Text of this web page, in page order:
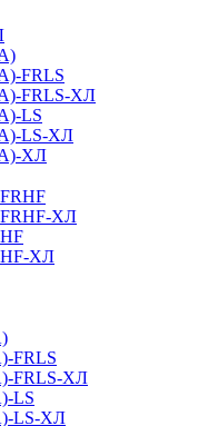
FRLS
FRLS-ХЛ
LS
LS-ХЛ
ХЛ
ХЛ
ХЛ
FRLS
FRLS-ХЛ
LS
LS-ХЛ